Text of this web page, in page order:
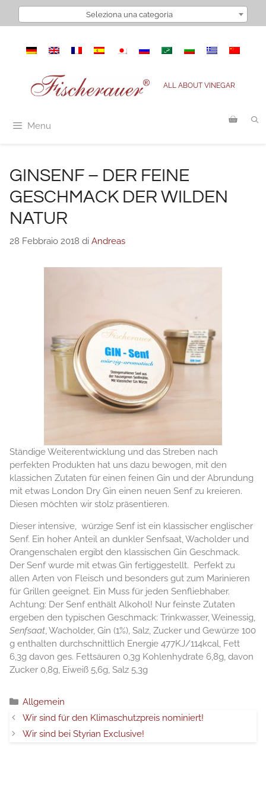
Seleziona una categoria
ALL ABOUT VINEGAR
Menu
GINSENF – DER FEINE
GESCHMACK DER WILDEN
NATUR
28 Febbraio 2018 di Andreas
Ständige Weiterentwicklung und das Streben nach
perfekten Produkten hat uns dazu bewogen, mit den
klassichen Zutaten für einen feinen Gin und der Abrundung
mit etwas London Dry Gin einen neuen Senf zu kreieren.
Diesen möchten wir stolz präsentieren.
Dieser intensive, würzige Senf ist ein klassischer englischer
Senf. Ein hoher Anteil an dunkler Senfsaat, Wacholder und
Orangenschalen ergibt den klassischen Gin Geschmack.
Der Senf wurde mit etwas Gin fertiggestellt. Perfekt zu
allen Arten von Fleisch und besonders gut zum Marinieren
für Grillen geeignet. Ein Muss für jeden Senfliebhaber.
Achtung: Der Senf enthält Alkohol! Nur feinste Zutaten
ergeben den typischen Geschmack: Trinkwasser, Weinessig,
Senfsaat, Wacholder, Gin (1%), Salz, Zucker und Gewürze 100
g enthalten durchschnittlich Energie 477KJ/114kcal, Fett
6,3g davon ges. Fettsäuren 0,3g Kohlenhydrate 6,8g, davon
Zucker 0,8g, Eiweiß 5,6g, Salz 5,3g
Categorie
Allgemein
Wir sind für den Klimaschutzpreis nominiert!
Wir sind bei Styrian Exclusive!